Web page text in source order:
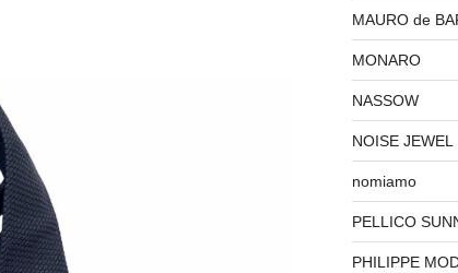
MAURO de
MONARO
NASSOW
NOISE JEWEL
nomiamo
PELLICO
PHILIPPE